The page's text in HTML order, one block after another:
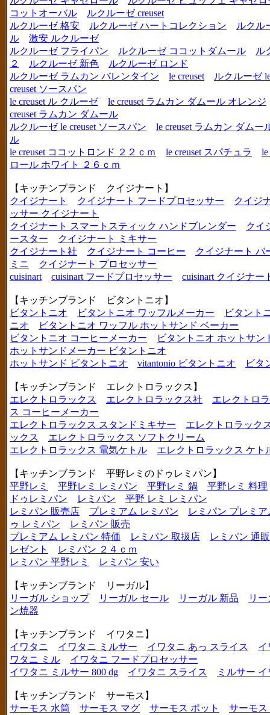
コットオーバル
ルクルーゼ creuset
ルクルーゼ 格安
ルクルーゼ ハートコレクション
ルクル
ル
激安 ルクルーゼ
ルクルーゼ フライパン
ルクルーゼ ココットダムール
ル
２
ルクルーゼ 新色
ルクルーゼ ロンド
ルクルーゼ ラムカン バレンタイン
le creuset
ルクルーゼ
creuset ソースパン
le creuset ル クルーゼ
le creuset ラムカン ダムール オレンジ
creuset ラムカン ダムール
ルクルーゼ le creuset ソースパン
le creuset ラムカン ダム
ル
le creuset ココットロンド ２２ｃｍ
le creuset スパチュラ
le
ロール ホワイト ２６ｃｍ
【キッチンブランド クイジナート】
クイジナート
クイジナート フードプロセッサー
クイジ
ッサー クイジナート
クイジナート スマートスティック ハンドブレンダー
クイ
ースター
クイジナート ミキサー
クイジナート社
クイジナート コーヒー
クイジナート バ
ミニ
クイジナート プロセッサー
cuisinart
cuisinart フードプロセッサー cuisinart クイジナー
【キッチンブランド ビタントニオ】
ビタントニオ
ビタントニオ ワッフルメーカー
ビタント
ニオ
ビタントニオ ワッフル ホットサンド ベーカー
ビタントニオ コーヒーメーカー
ビタントニオ ホットサン
ホットサンドメーカー ビタントニオ
ホットサンド ビタントニオ
vitantonio ビタントニオ ビタ
【キッチンブランド エレクトロラックス】
エレクトロラックス
エレクトロラックス社
エレクトロ
ス コーヒーメーカー
エレクトロラックス スタンドミキサー
エレクトロラック
ックス
エレクトロラックス ソフトクリーム
エレクトロラックス 電気ケトル
エレクトロラックス ケト
【キッチンブランド 平野レミのドゥレミパン】
平野レミ
平野レミ レミパン 平野レミ 鍋
平野レミ 料理
ドゥレミパン
レミパン
平野 レミ レミパン
レミパン 販売店
プレミアム レミパン
レミパン プレミア
ゥ レミパン
レミパン 販売
プレミアム レミパン 特価
レミパン 取扱店
レミパン 通販
レゼント
レミパン ２４ｃｍ
レミパン 平野レミ
レミパン 安い
【キッチンブランド リーガル】
リーガル ショップ
リーガル セール リーガル 新品
リ
ン焼器
【キッチンブランド イワタニ】
イワタニ
イワタニ ミルサー イワタニ あっ スライス
イ
ワタニ ミル
イワタニ フードプロセッサー
イワタニ ミルサー 800 dg
イワタニ スライス ミルサー
【キッチンブランド サーモス】
サーモス 水筒
サーモス マグ サーモス ポット
サーモス